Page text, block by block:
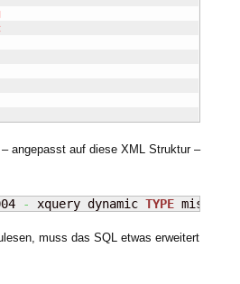
angepasst auf diese XML Struktur –
- xquery dynamic TYPE
muss das SQL etwas erweitert